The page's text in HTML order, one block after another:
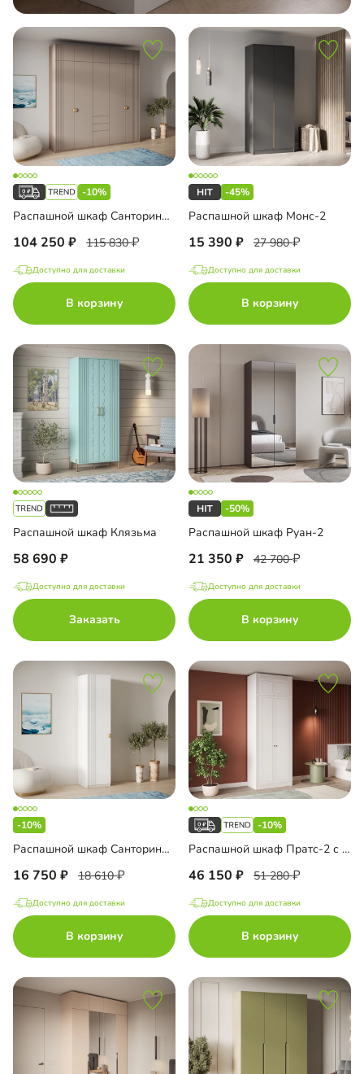
-10%
Распашной шкаф Санторини-5 Лайф с антресолью
104 250 115 830
Доступно для доставки
В корзину
-45%
Распашной шкаф Монс-2
15 390 27 980
Доступно для доставки
В корзину
Распашной шкаф Клязьма
58 690
Доступно для доставки
Заказать
-50%
Распашной шкаф Руан-2
21 350 42 700
Доступно для доставки
В корзину
-10%
Распашной шкаф Санторини-1 Лайф
16 750 18 610
Доступно для доставки
В корзину
-10%
Распашной шкаф Пратс-2 с антресолью
46 150 51 280
Доступно для доставки
В корзину